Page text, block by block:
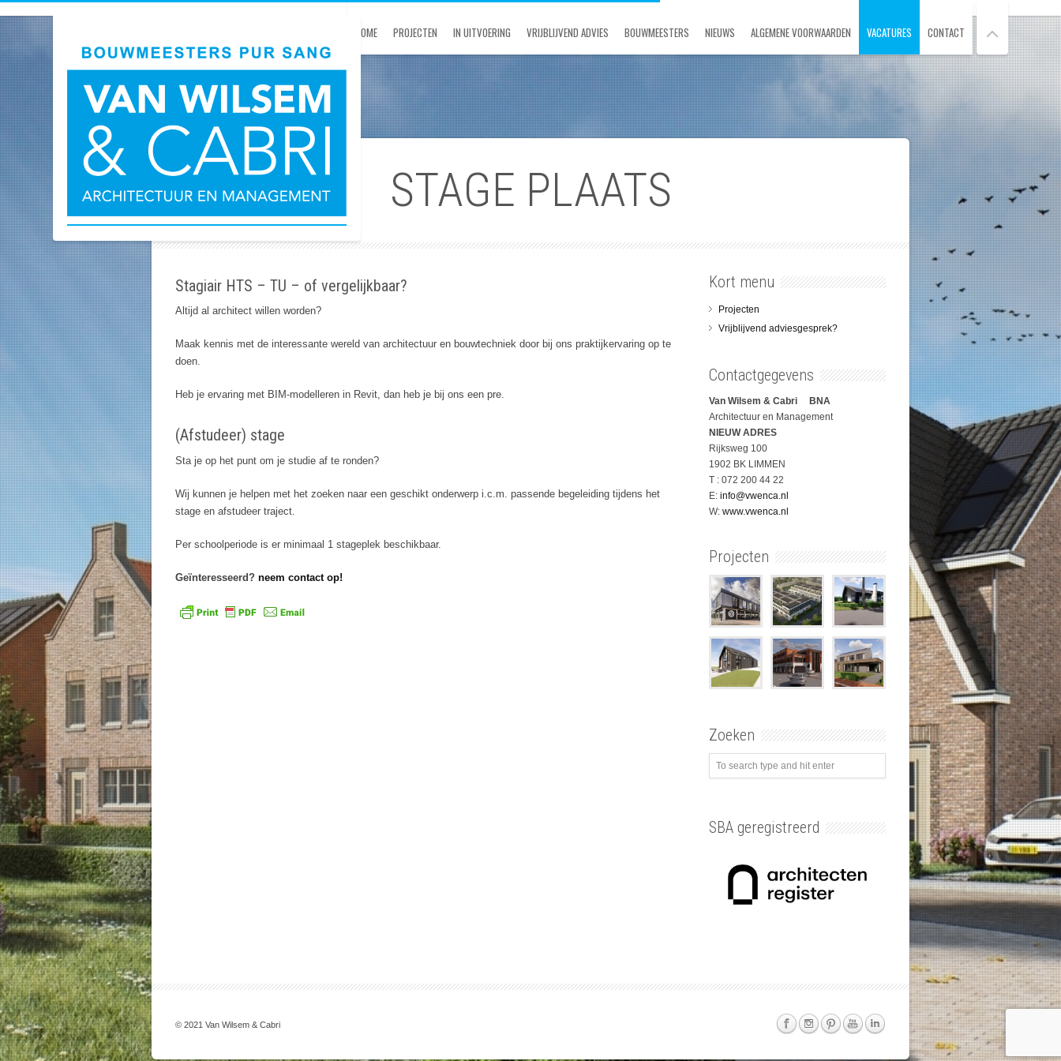
HOME PROJECTEN IN UITVOERING VRIJBLIJVEND ADVIES BOUWMEESTERS NIEUWS ALGEMENE VOORWAARDEN VACATURES CONTACT
STAGE PLAATS
Stagiair HTS – TU – of vergelijkbaar?
Altijd al architect willen worden?
Maak kennis met de interessante wereld van architectuur en bouwtechniek door bij ons praktijkervaring op te
doen.
Heb je ervaring met BIM-modelleren in Revit, dan heb je bij ons een pre.
(Afstudeer) stage
Sta je op het punt om je studie af te ronden?
Wij kunnen je helpen met het zoeken naar een geschikt onderwerp i.c.m. passende begeleiding tijdens het
stage en afstudeer traject.
Per schoolperiode is er minimaal 1 stageplek beschikbaar.
Geïnteresseerd? neem contact op!
Kort menu
Projecten
Vrijblijvend adviesgesprek?
Contactgegevens
Van Wilsem & Cabri BNA
Architectuur en Management
NIEUW ADRES
Rijksweg 100
1902 BK LIMMEN
T : 072 200 44 22
E:info@vwenca.nl
W:www.vwenca.nl
Projecten
Zoeken
SBA geregistreerd
© 2021 Van Wilsem & Cabri